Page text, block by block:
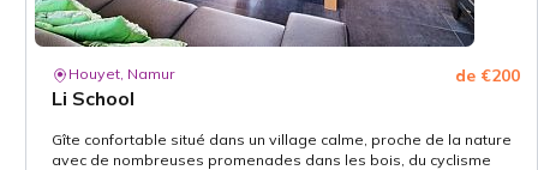
Houyet, Namur
Li School
de €200
Gîte confortable situé dans un village calme, proche de la nature
avec de nombreuses promenades dans les bois, du cyclisme